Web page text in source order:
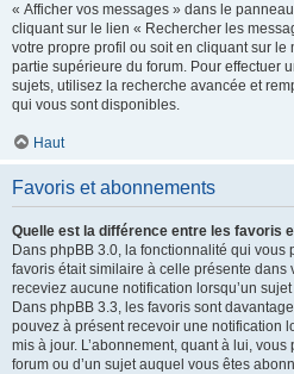
« Afficher vos messages » dans le
cliquant sur le lien « Rechercher les
votre propre profil ou soit en cliquant sur le
partie supérieure du forum. Pour effectuer
sujets, utilisez la recherche avancée et
qui vous sont disponibles.
Haut
Favoris et abonnements
Quelle est la différence entre les favoris
Dans phpBB 3.0, la fonctionnalité qui vous
favoris était similaire à celle présente dans
receviez aucune notification lorsqu’un
Dans phpBB 3.3, les favoris sont
pouvez à présent recevoir une notification
mis à jour. L’abonnement, quant à lui,
forum ou d’un sujet auquel vous êtes